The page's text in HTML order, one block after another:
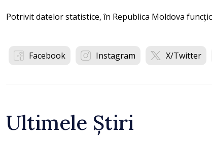
Potrivit datelor statistice, în Republica Moldova
Facebook Instagram X/Twitter
Ultimele Știri